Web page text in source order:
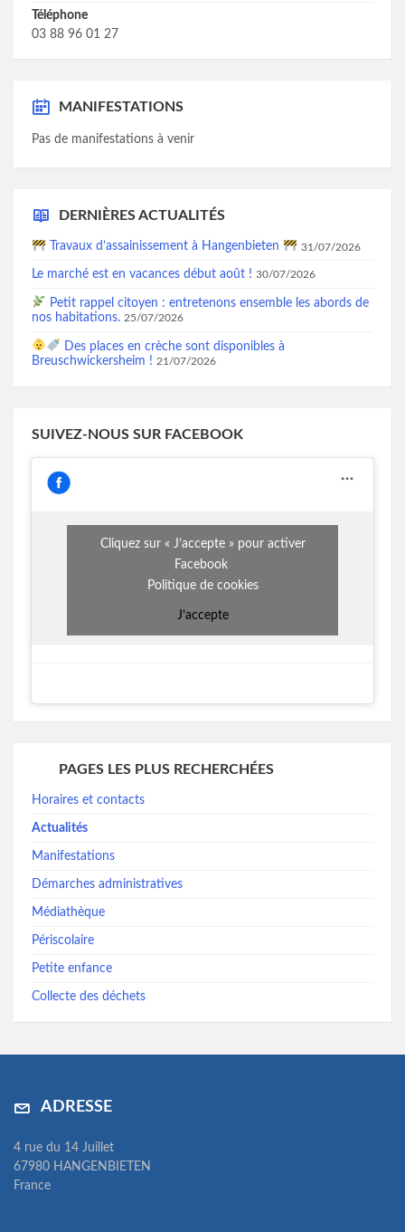
Téléphone
03 88 96 01 27
MANIFESTATIONS
Pas de manifestations à venir
DERNIÈRES ACTUALITÉS
Travaux d’assainissement à Hangenbieten 31/07/2026
Le marché est en vacances début août ! 30/07/2026
Petit rappel citoyen : entretenons ensemble les abords de
nos habitations. 25/07/2026
Des places en crèche sont disponibles à
Breuschwickersheim ! 21/07/2026
SUIVEZ-NOUS SUR FACEBOOK
Cliquez sur « J’accepte » pour activer
Facebook
Politique de cookies
J’accepte
PAGES LES PLUS RECHERCHÉES
Horaires et contacts
Actualités
Manifestations
Démarches administratives
Médiathèque
Périscolaire
Petite enfance
Collecte des déchets
ADRESSE
4 rue du 14 Juillet
67980 HANGENBIETEN
France